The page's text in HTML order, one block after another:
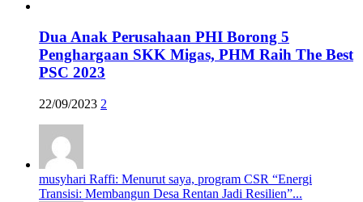
Dua Anak Perusahaan PHI Borong 5
Penghargaan SKK Migas, PHM Raih The Best
PSC 2023
22/09/2023 2
musyhari Raffi: Menurut saya, program CSR “Energi
Transisi: Membangun Desa Rentan Jadi Resilien”...